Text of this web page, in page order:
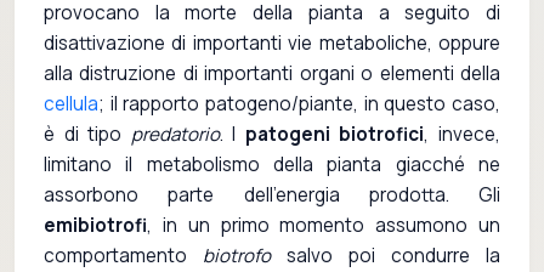
provocano la morte della pianta a seguito di
disattivazione di importanti vie metaboliche, oppure
alla distruzione di importanti organi o elementi della
cellula; il rapporto patogeno/piante, in questo caso,
è di tipo predatorio. I patogeni biotrofici, invece,
limitano il metabolismo della pianta giacché ne
assorbono parte dell'energia prodotta. Gli
emibiotrofi, in un primo momento assumono un
comportamento biotrofosalvo poi condurre la